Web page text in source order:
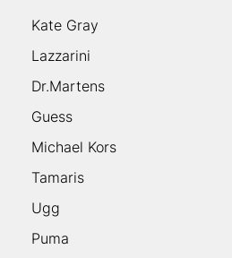
Kate Gray
Lazzarini
Dr.Martens
Guess
Michael Kors
Tamaris
Ugg
Puma